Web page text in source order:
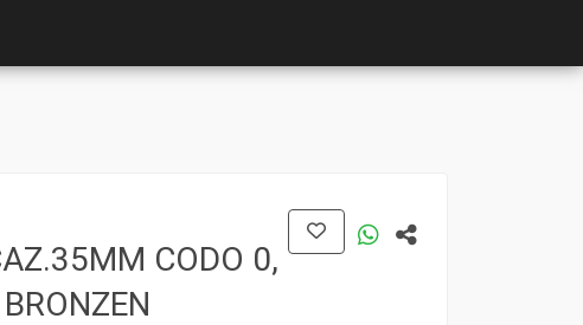
CODO 0,